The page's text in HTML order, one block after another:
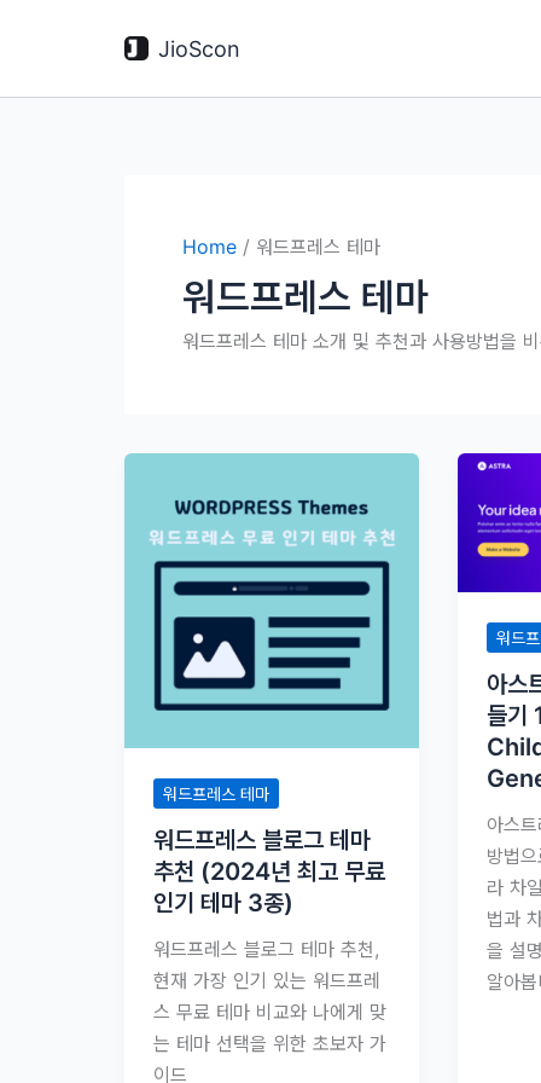
JioScon
Home / 워드프레스 테마
워드프레스 테마
워드프레스 테마 소개 및 추천과 사용방법을
워드프레스 테마
워드프레스 블로그 테마
추천 (2024년 최고 무료
인기 테마 3종)
워드프레스 블로그 테마 추천,
현재 가장 인기 있는 워드프레
스 무료 테마 비교와 나에게 맞
는 테마 선택을 위한 초보자 가
이드
워드
아스
들기
아스
방법
라 차
법과
을 설
알아